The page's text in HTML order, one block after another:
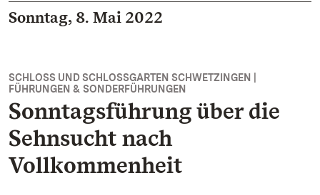
Sonntag, 8. Mai 2022
SCHLOSS UND SCHLOSSGARTEN SCHWETZINGEN |
FÜHRUNGEN & SONDERFÜHRUNGEN
Sonntagsführung über die
Sehnsucht nach
Vollkommenheit